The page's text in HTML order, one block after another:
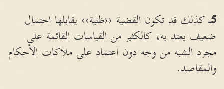
5ـكذلك قد تكون القضية ‹‹ظنية›› يقابلها احتمال
ضعيف يعتد به، كالكثير من القياسات القائمة على
مجرد الشبه من وجه دون اعتماد على ملاكات الأحكام
والمقاصد.